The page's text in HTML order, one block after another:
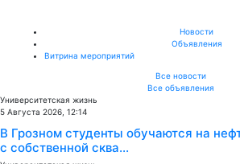
Новости
Объявления
Витрина мероприятий
Все новости
Все объявления
Университетская жизнь
5 Августа 2026, 12:14
В Грозном студенты обучаются на
с собственной сква...